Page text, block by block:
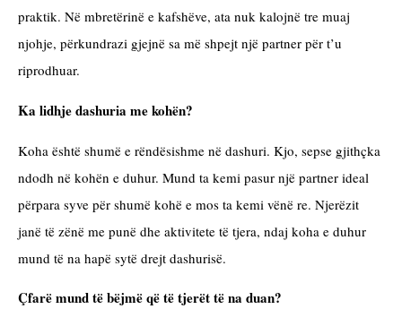
praktik. Në mbretërinë e kafshëve, ata nuk kalojnë tre muaj
njohje, përkundrazi gjejnë sa më shpejt një partner për t’u
riprodhuar.
Ka lidhje dashuria me kohën?
Koha është shumë e rëndësishme në dashuri. Kjo, sepse gjithçka
ndodh në kohën e duhur. Mund ta kemi pasur një partner ideal
përpara syve për shumë kohë e mos ta kemi vënë re. Njerëzit
janë të zënë me punë dhe aktivitete të tjera, ndaj koha e duhur
mund të na hapë sytë drejt dashurisë.
Çfarë mund të bëjmë që të tjerët të na duan?